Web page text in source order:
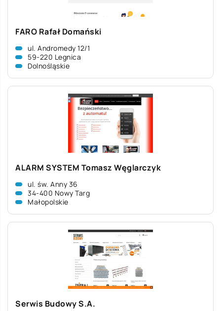
FARO Rafał Domański
ul. Andromedy 12/1
59-220 Legnica
Dolnośląskie
ALARM SYSTEM Tomasz Węglarczyk
ul. św. Anny 36
34-400 Nowy Targ
Małopolskie
Serwis Budowy S.A.